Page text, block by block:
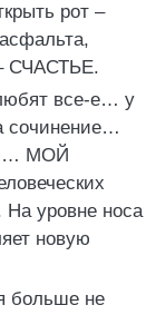
рот –
СЧАСТЬЕ.
все-е… у
сочинение…
МОЙ
уровне носа
новую
больше не